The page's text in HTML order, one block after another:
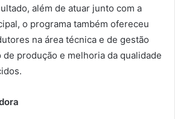
além de atuar junto com a
o programa também ofereceu
na área técnica e de gestão
de produção e melhoria da qualidade